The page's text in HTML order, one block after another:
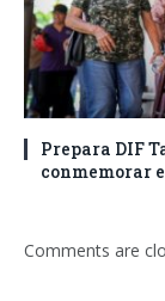
Prepara DIF
conmemorar
Comments are